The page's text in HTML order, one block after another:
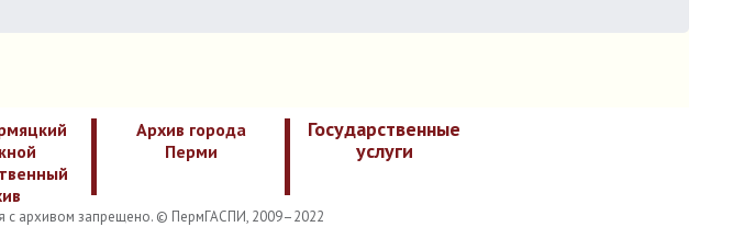
Архив города
Перми
Государственные
услуги
с архивом запрещено. © ПермГАСПИ, 2009–2022